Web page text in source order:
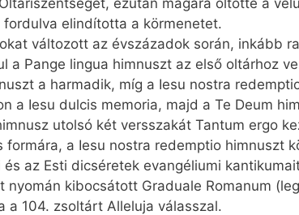
elindította a körmenetet.
változott az évszázadok során, inkább
Pange lingua himnuszt az első oltárhoz
a harmadik, míg a Iesu nostra
a Iesu dulcis memoria, majd a Te Deum
utolsó két versszakát Tan­tum ergo
a Iesu nostra redemptio himnuszt
az Esti dicséretek evangéliumi
kibocsátott Graduale Romanum
a 104. zsoltárt Alleluja válasszal.